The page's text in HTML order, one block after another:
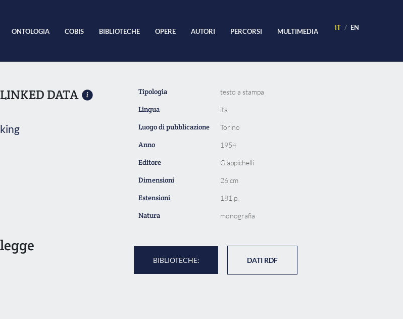
ONTOLOGIA COBIS BIBLIOTECHE OPERE AUTORI PERCORSI MULTIMEDIA IT EN
LINKED DATA Tipologia testo a stampa
Lingua ita
Luogo di pubblicazione Torino
Anno 1954
Editore Giappichelli
Dimensioni 26 cm
Estensioni 181 p.
Natura monografia
BIBLIOTECHE: DATI RDF